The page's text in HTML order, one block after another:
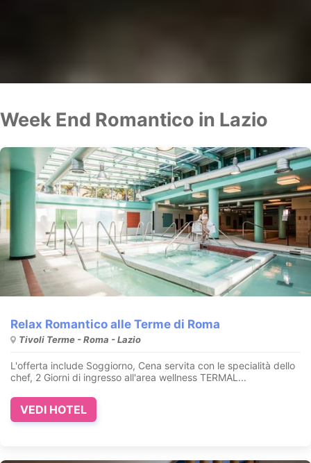
Week End Romantico in Lazio
Relax Romantico alle Terme di Roma
Tivoli Terme - Roma - Lazio
L'offerta include Soggiorno, Cena servita con le specialità dello
chef, 2 Giorni di ingresso all'area wellness TERMAL...
VEDI HOTEL